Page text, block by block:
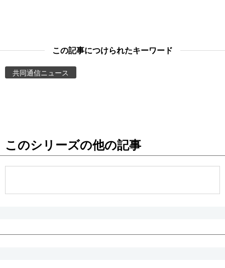
スポーツ・東京2020
Images
この記事につけられたキーワード
共同通信ニュース
このシリーズの他の記事